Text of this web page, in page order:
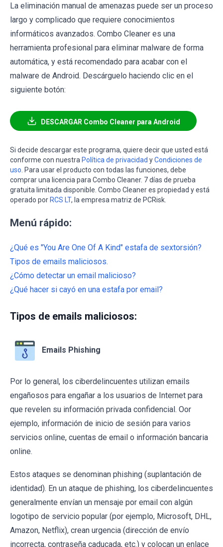
La eliminación manual de amenazas puede ser un proceso
largo y complicado que requiere conocimientos
informáticos avanzados. Combo Cleaner es una
herramienta profesional para eliminar malware de forma
automática, y está recomendado para acabar con el
malware de Android. Descárguelo haciendo clic en el
siguiente botón:
DESCARGAR Combo Cleaner para Android
Si decide descargar este programa, quiere decir que usted está
conforme con nuestra Política de privacidad yCondiciones de
uso . Para usar el producto con todas las funciones, debe
comprar una licencia para Combo Cleaner. 7 días de prueba
gratuita limitada disponible. Combo Cleaner es propiedad y está
operado por RCS LT, la empresa matriz de PCRisk.
Menú rápido:
¿Qué es "You Are One Of A Kind" estafa de sextorsión?
Tipos de emails maliciosos.
¿Cómo detectar un email malicioso?
¿Qué hacer si cayó en una estafa por email?
Tipos de emails maliciosos:
Emails Phishing
Por lo general, los ciberdelincuentes utilizan emails
engañosos para engañar a los usuarios de Internet para
que revelen su información privada confidencial. Oor
ejemplo, información de inicio de sesión para varios
servicios online, cuentas de email o información bancaria
online.
Estos ataques se denominan phishing (suplantación de
identidad). En un ataque de phishing, los ciberdelincuentes
generalmente envían un mensaje por email con algún
logotipo de servicio popular (por ejemplo, Microsoft, DHL,
Amazon, Netflix), crean urgencia (dirección de envío
incorrecta, contraseña caducada, etc.) y colocan un enlace